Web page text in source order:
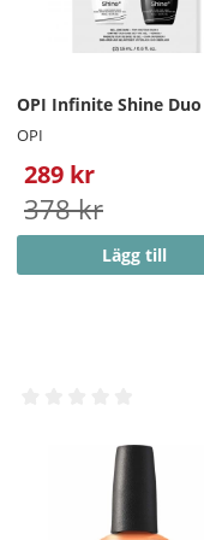
OPI Infinite Shine
OPI
289 kr
378 kr
Lägg till